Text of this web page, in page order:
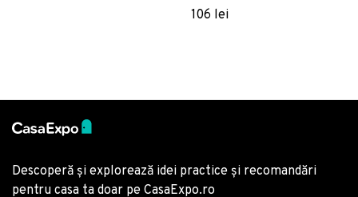
Grey, Cotton Box,
106 lei
Descoperă și explorează idei practice și recomandări
pentru casa ta doar pe CasaExpo.ro